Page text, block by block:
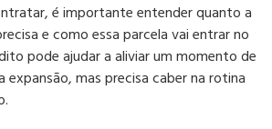
é importante entender quanto a
e como essa parcela vai entrar no
pode ajudar a aliviar um momento de
mas precisa caber na rotina